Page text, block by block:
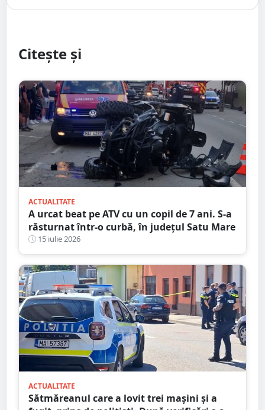
Citește și
ACTUALITATE
A urcat beat pe ATV cu un copil de 7 ani. S-a
răsturnat într-o curbă, în județul Satu Mare
15 iulie 2026
ACTUALITATE
Sătmăreanul care a lovit trei mașini și a